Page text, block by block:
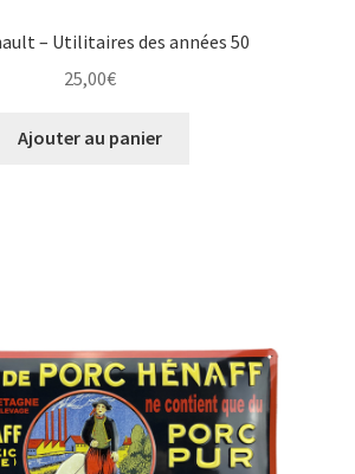
– Utilitaires des années 50
25,00€
Ajouter au panier